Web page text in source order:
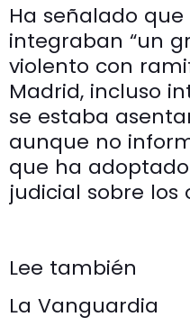
Ha señalado que
integraban “un
violento con
Madrid, incluso
se estaba
aunque no
que ha
judicial sobre los
Lee también
La Vanguardia